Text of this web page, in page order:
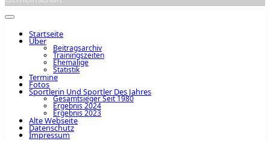
Startseite
Über
Beitragsarchiv
Trainingszeiten
Ehemalige
Statistik
Termine
Fotos
Sportlerin Und Sportler Des Jahres
Gesamtsieger Seit 1980
Ergebnis 2024
Ergebnis 2023
Alte Webseite
Datenschutz
Impressum